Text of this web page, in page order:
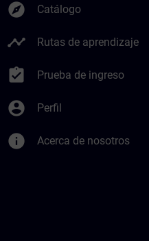
explore Catálogo
timeline Rutas de aprendizaje
assignment_turned_in Prueba de ingreso
account_circle Perfil
info Acerca de nosotros